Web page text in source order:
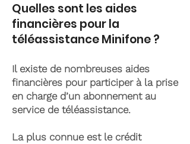
Quelles sont les aides
financières pour la
téléassistance Minifone ?
Il existe de nombreuses aides
financières pour participer à la prise
en charge d’un abonnement au
service de téléassistance.
La plus connue est le crédit